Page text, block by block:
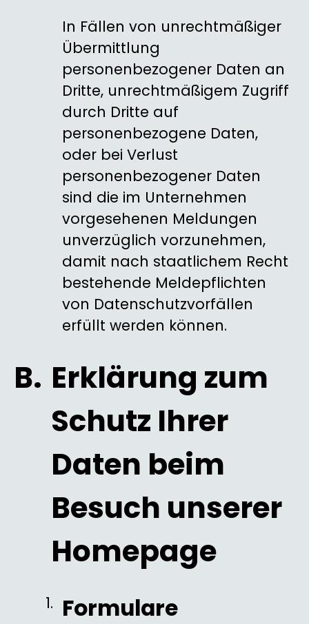
In Fällen von unrechtmäßiger
Übermittlung
personenbezogener Daten an
Dritte, unrechtmäßigem Zugriff
durch Dritte auf
personenbezogene Daten,
oder bei Verlust
personenbezogener Daten
sind die im Unternehmen
vorgesehenen Meldungen
unverzüglich vorzunehmen,
damit nach staatlichem Recht
bestehende Meldepflichten
von Datenschutzvorfällen
erfüllt werden können.
Erklärung zum
Schutz Ihrer
Daten beim
Besuch unserer
Homepage
Formulare